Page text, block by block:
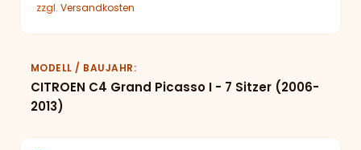
zzgl. Versandkosten
MODELL / BAUJAHR
CITROEN C4 Grand Picasso I - 7 Sitzer (2006-
2013)